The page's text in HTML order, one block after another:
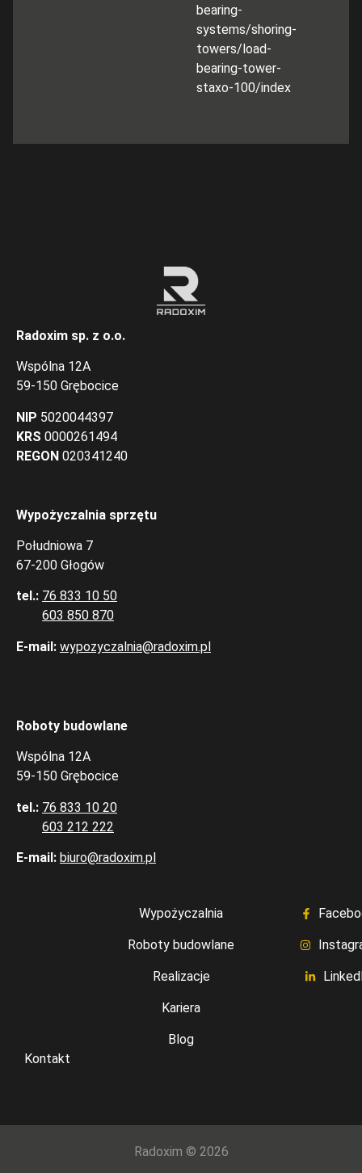
bearing-
systems/shoring-
towers/load-
bearing-tower-
staxo-100/index
Radoxim sp. z o.o.
Wspólna 12A
59-150 Grębocice
NIP 5020044397
KRS 0000261494
REGON 020341240
Wypożyczalnia sprzętu
Południowa 7
67-200 Głogów
tel.: 76 833 10 50
603 850 870
E-mail: wypozyczalnia@radoxim.pl
Roboty budowlane
Wspólna 12A
59-150 Grębocice
tel.: 76 833 10 20
603 212 222
E-mail: biuro@radoxim.pl
Wypożyczalnia
Roboty budowlane
Realizacje
Kariera
Blog
Kontakt
Radoxim © 2026